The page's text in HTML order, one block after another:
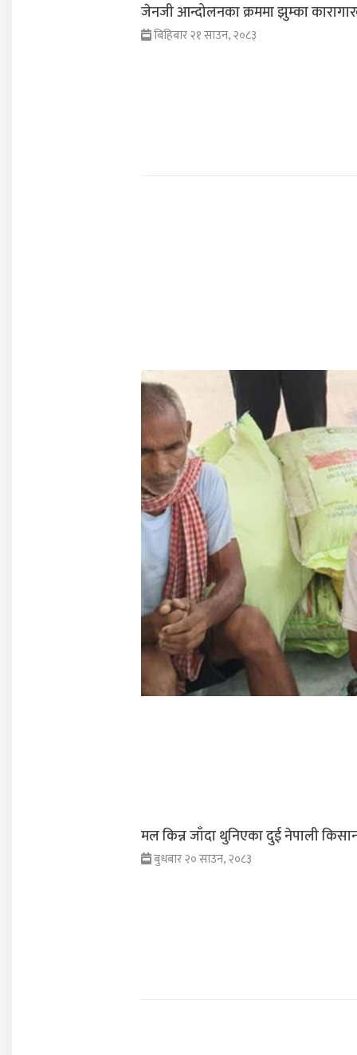
जेनजी आन्दोलनका क्रममा झुम्का
बिहिबार २१ साउन, २०८३
मल किन्न जाँदा थुनिएका दुई नेपाली
बुधबार २० साउन, २०८३